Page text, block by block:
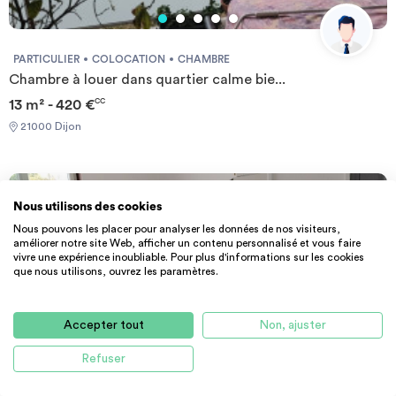
requis: - Garanties financières - Carte d'identité - Motif du
PARTICULIER COLOCATION CHAMBRE
Chambre à louer dans quartier calme bie...
13 m² - 420 €CC
21000 Dijon
Nous utilisons des cookies
Nous pouvons les placer pour analyser les données de nos visiteurs,
améliorer notre site Web, afficher un contenu personnalisé et vous faire
vivre une expérience inoubliable. Pour plus d'informations sur les cookies
que nous utilisons, ouvrez les paramètres.
Accepter tout Non, ajuster
Refuser